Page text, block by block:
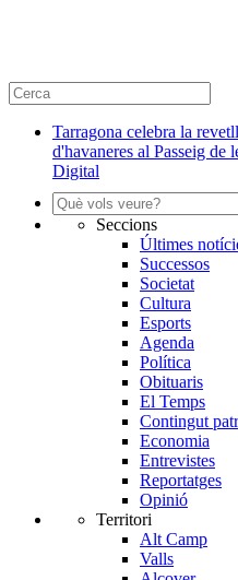
Tarragona celebra la
d'havaneres al Passeig de
Digital
Seccions
Últimes
Successos
Societat
Cultura
Esports
Agenda
Política
Obituaris
El Temps
Contingut
Economia
Entrevistes
Reportatges
Opinió
Territori
Alt Camp
Valls